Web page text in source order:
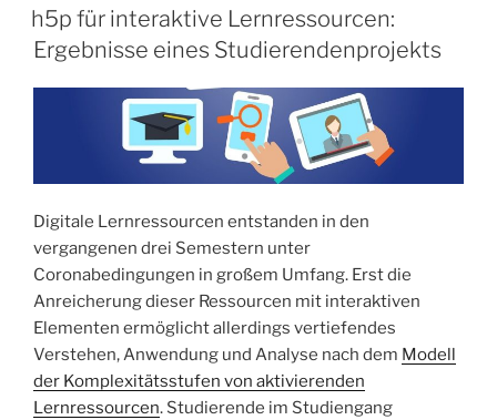
AM
h5p für interaktive Lernressourcen:
Ergebnisse eines Studierendenprojekts
Digitale Lernressourcen entstanden in den
vergangenen drei Semestern unter
Coronabedingungen in großem Umfang. Erst die
Anreicherung dieser Ressourcen mit interaktiven
Elementen ermöglicht allerdings vertiefendes
Verstehen, Anwendung und Analyse nach dem Modell
der Komplexitätsstufen von aktivierenden
Lernressourcen. Studierende im Studiengang